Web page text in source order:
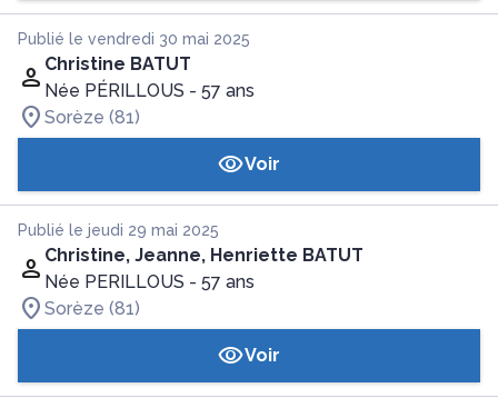
Publié le vendredi 30 mai 2025
Christine BATUT
Née PÉRILLOUS - 57 ans
Sorèze (81)
Voir
Publié le jeudi 29 mai 2025
Christine, Jeanne, Henriette BATUT
Née PERILLOUS - 57 ans
Sorèze (81)
Voir